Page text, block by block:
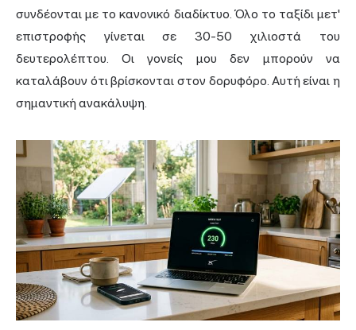
συνδέονται με το κανονικό διαδίκτυο. Όλο το ταξίδι μετ'
επιστροφής γίνεται σε 30-50 χιλιοστά του
δευτερολέπτου. Οι γονείς μου δεν μπορούν να
καταλάβουν ότι βρίσκονται στον δορυφόρο. Αυτή είναι η
σημαντική ανακάλυψη.